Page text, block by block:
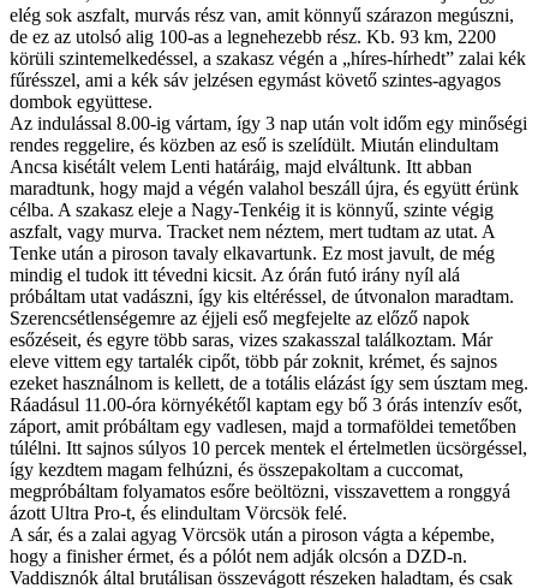
elég sok aszfalt, murvás rész van, amit könnyű szárazon megúszni,
de ez az utolsó alig 100-as a legnehezebb rész. Kb. 93 km, 2200
körüli szintemelkedéssel, a szakasz végén a „híres-hírhedt” zalai kék
fűrésszel, ami a kék sáv jelzésen egymást követő szintes-agyagos
dombok együttese.
Az indulással 8.00-ig vártam, így 3 nap után volt időm egy minőségi
rendes reggelire, és közben az eső is szelídült. Miután elindultam
Ancsa kisétált velem Lenti határáig, majd elváltunk. Itt abban
maradtunk, hogy majd a végén valahol beszáll újra, és együtt érünk
célba. A szakasz eleje a Nagy-Tenkéig it is könnyű, szinte végig
aszfalt, vagy murva. Tracket nem néztem, mert tudtam az utat. A
Tenke után a piroson tavaly elkavartunk. Ez most javult, de még
mindig el tudok itt tévedni kicsit. Az órán futó irány nyíl alá
próbáltam utat vadászni, így kis eltéréssel, de útvonalon maradtam.
Szerencsétlenségemre az éjjeli eső megfejelte az előző napok
esőzéseit, és egyre több saras, vizes szakasszal találkoztam. Már
eleve vittem egy tartalék cipőt, több pár zoknit, krémet, és sajnos
ezeket használnom is kellett, de a totális elázást így sem úsztam meg.
Ráadásul 11.00-óra környékétől kaptam egy bő 3 órás intenzív esőt,
záport, amit próbáltam egy vadlesen, majd a tormaföldei temetőben
túlélni. Itt sajnos súlyos 10 percek mentek el értelmetlen ücsörgéssel,
így kezdtem magam felhúzni, és összepakoltam a cuccomat,
megpróbáltam folyamatos esőre beöltözni, visszavettem a ronggyá
ázott Ultra Pro-t, és elindultam Vörcsök felé.
A sár, és a zalai agyag Vörcsök után a piroson vágta a képembe,
hogy a finisher érmet, és a pólót nem adják olcsón a DZD-n.
Vaddisznók által brutálisan összevágott részeken haladtam, és csak